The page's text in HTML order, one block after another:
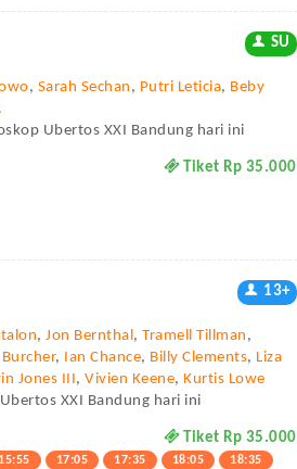
SU
, Sarah Sechan , Putri Leticia, Beby
Ubertos XXI Bandung hari ini
Tiket Rp 35.000
13+
,Jon Bernthal,Tramell Tillman ,
, Ian Chance, Billy Clements, Liza
Jones III,Vivien Keene,Kurtis Lowe
XXI Bandung hari ini
Tiket Rp 35.000
15:55 17:05 17:35 18:05
18:35